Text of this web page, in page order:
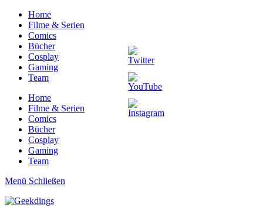
Home
Filme & Serien
Comics
Bücher
Cosplay
Gaming
Team
Home
Filme & Serien
Comics
Bücher
Cosplay
Gaming
Team
Menü Schließen